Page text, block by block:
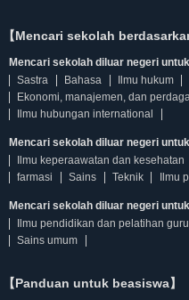
【Mencari sekolah
Mencari sekolah diluar negeri
Sastra
Bahasa
Ilmu hukum
Ekonomi, manajemen, dan
Ilmu hubungan international
Mencari sekolah diluar negeri
Ilmu keperaawatan dan kesehatan
farmasi
Sains Teknik Ilmu
Mencari sekolah diluar negeri
Ilmu pendidikan dan pelatihan guru
Sains umum
【Panduan untuk beasiswa】